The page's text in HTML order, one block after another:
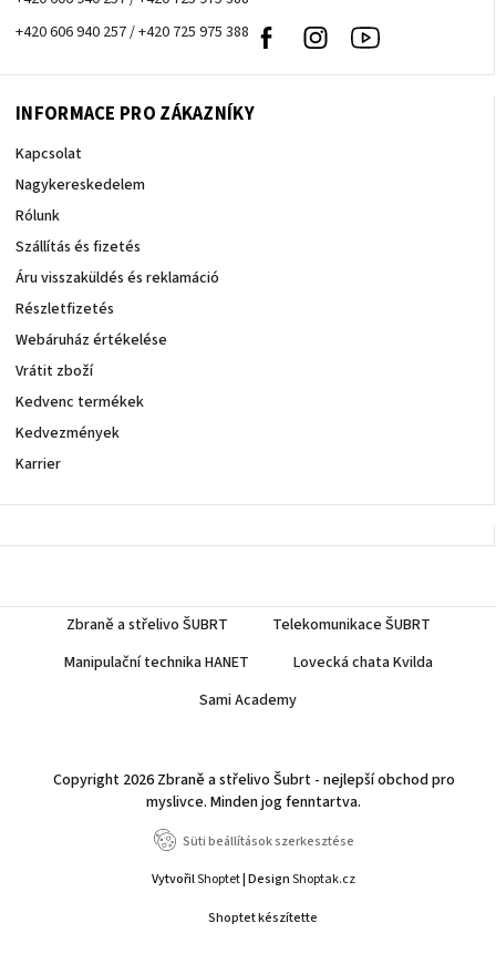
+420 606 940 257 / +420 725 975 388
Facebook Instagram
INFORMACE PRO ZÁKAZNÍKY
Kapcsolat
Nagykereskedelem
Rólunk
Szállítás és fizetés
Áru visszaküldés és reklamáció
Részletfizetés
Webáruház értékelése
Vrátit zboží
Kedvenc termékek
Kedvezmények
Karrier
Zbraně a střelivo ŠUBRT
Telekomunikace ŠUBRT
Manipulační technika HANET
Lovecká chata Kvilda
Sami Academy
Shoptet készítette
Copyright 2026 Zbraně a střelivo Šubrt - nejlepší obchod pro
myslivce. Minden jog fenntartva.
Süti beállítások szerkesztése
VytvořilShoptet| DesignShoptak.cz